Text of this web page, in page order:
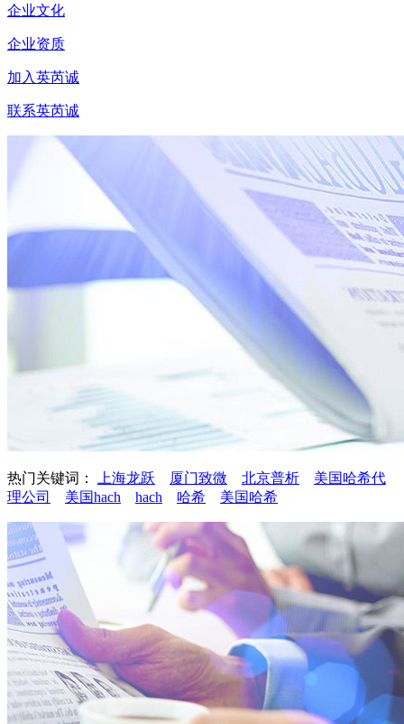
企业文化
企业资质
加入英芮诚
联系英芮诚
热门关键词： 上海龙跃 厦门致微 北京普析
美国哈希代
理公司
美国hach hach 哈希 美国哈希